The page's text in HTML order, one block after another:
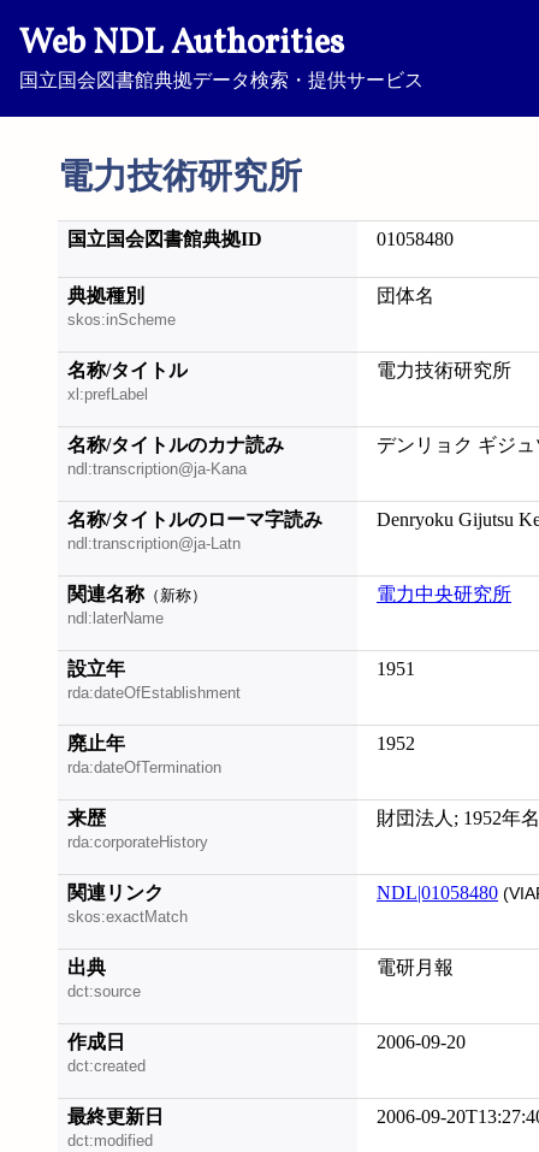
Web NDL Authorities
国立国会図書館典拠データ検索・提供サービス
電力技術研究所
国立国会図書館典拠ID 01058480
典拠種別
skos:inScheme
団体名
名称/タイトル
xl:prefLabel
電力技術研究所
名称/タイトルのカナ読み
ndl:transcription@ja-Kana
デンリョク ギジ
名称/タイトルのローマ字読み
ndl:transcription@ja-Latn
Denryoku Gijutsu
関連名称（新称）
ndl:laterName
電力中央研究所
設立年
rda:dateOfEstablishment
1951
廃止年
rda:dateOfTermination
1952
来歴
rda:corporateHistory
財団法人; 1952年
関連リンク
skos:exactMatch
NDL|01058480
出典
dct:source
電研月報
作成日
dct:created
2006-09-20
最終更新日
dct:modified
2006-09-